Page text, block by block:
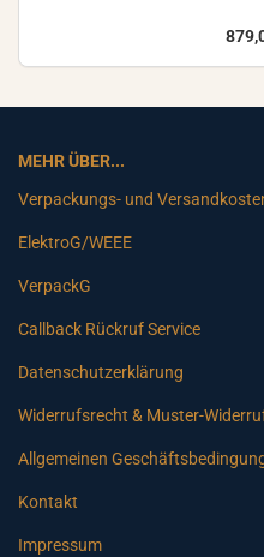
MEHR ÜBER...
Verpackungs- und
ElektroG/WEEE
VerpackG
Callback Rückruf Service
Datenschutzerklärung
Widerrufsrecht & Muster-
Allgemeinen
Kontakt
Impressum